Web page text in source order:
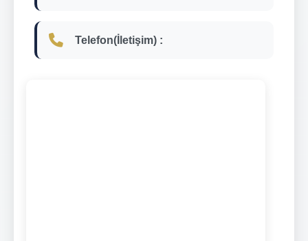
Telefon(İletişim) :